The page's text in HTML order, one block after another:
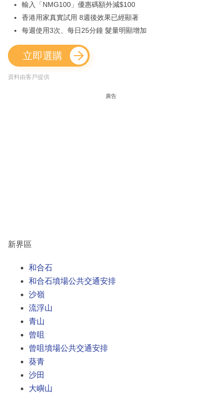
輸入「NMG100」優惠碼額外減$100
香港用家真實試用 8週後效果已經顯著
每週使用3次、每日25分鐘 髮量明顯增加
立即選購
資料由客戶提供
廣告
新界區
和合石
和合石墳場公共交通安排
沙嶺
流浮山
青山
曾咀
曾咀墳場公共交通安排
葵青
沙田
大嶼山